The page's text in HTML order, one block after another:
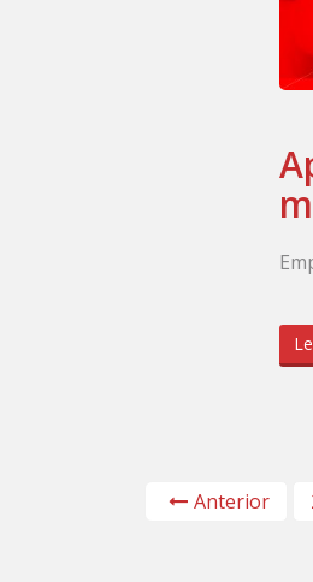
Anterior